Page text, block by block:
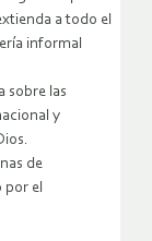
a todo el
informal
sobre las
y
de
por el